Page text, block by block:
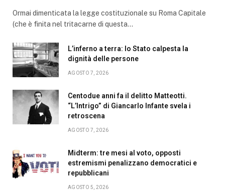
Ormai dimenticata la legge costituzionale su Roma Capitale
(che è finita nel tritacarne di questa…
L’inferno a terra: lo Stato calpesta la
dignità delle persone
AGOSTO 7, 2026
Centodue anni fa il delitto Matteotti.
“L’Intrigo” di Giancarlo Infante svela i
retroscena
AGOSTO 7, 2026
Midterm: tre mesi al voto, opposti
estremismi penalizzano democratici e
repubblicani
AGOSTO 5, 2026